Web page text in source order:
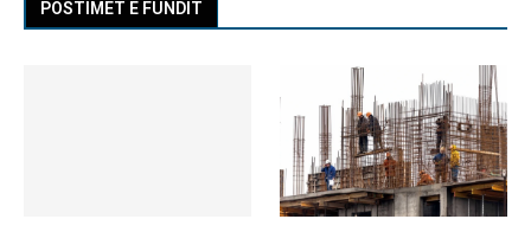
POSTIMET E FUNDIT